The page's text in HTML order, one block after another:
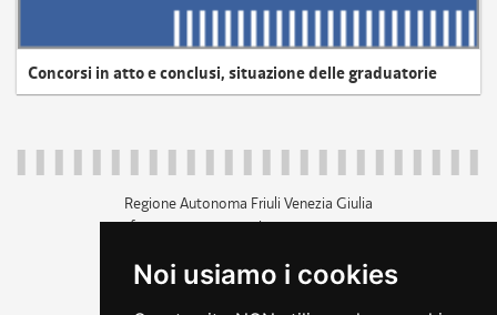
Noi usiamo i cookies
Concorsi in atto e conclusi, situazione delle graduatorie
Regione Autonoma Friuli Venezia Giulia
c.f. 80014930327; p.iva 00526040324
+39 040 3771111